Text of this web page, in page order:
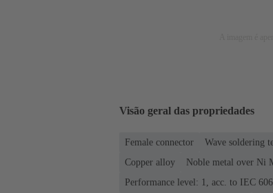
Visão geral das propriedades
Female connector Wave soldering
Copper alloy
Noble metal over Ni
Performance level: 1, acc. to IEC